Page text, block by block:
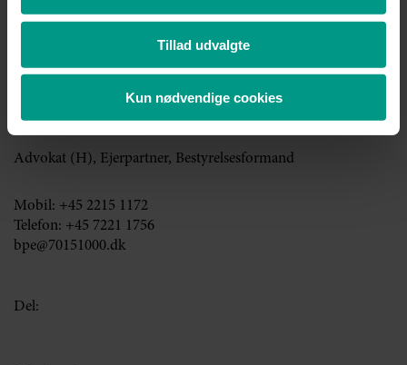
Tillad udvalgte
Kun nødvendige cookies
kma@70151000.dk
Birgitte Pedersen
Advokat (H), Ejerpartner, Bestyrelsesformand
Mobil: +45 2215 1172
Telefon: +45 7221 1756
bpe@70151000.dk
Del: